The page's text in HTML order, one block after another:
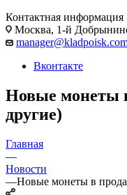
Контактная информация
Москва, 1-й
Вконтакте
Новые монеты
другие)
Главная
—
Новости
—Новые монеты в